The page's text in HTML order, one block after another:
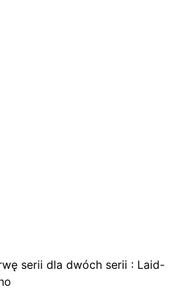
serii dla dwóch serii : Laid-